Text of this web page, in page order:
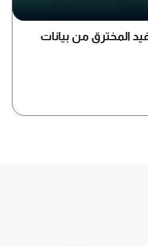
المخترق من بيانات